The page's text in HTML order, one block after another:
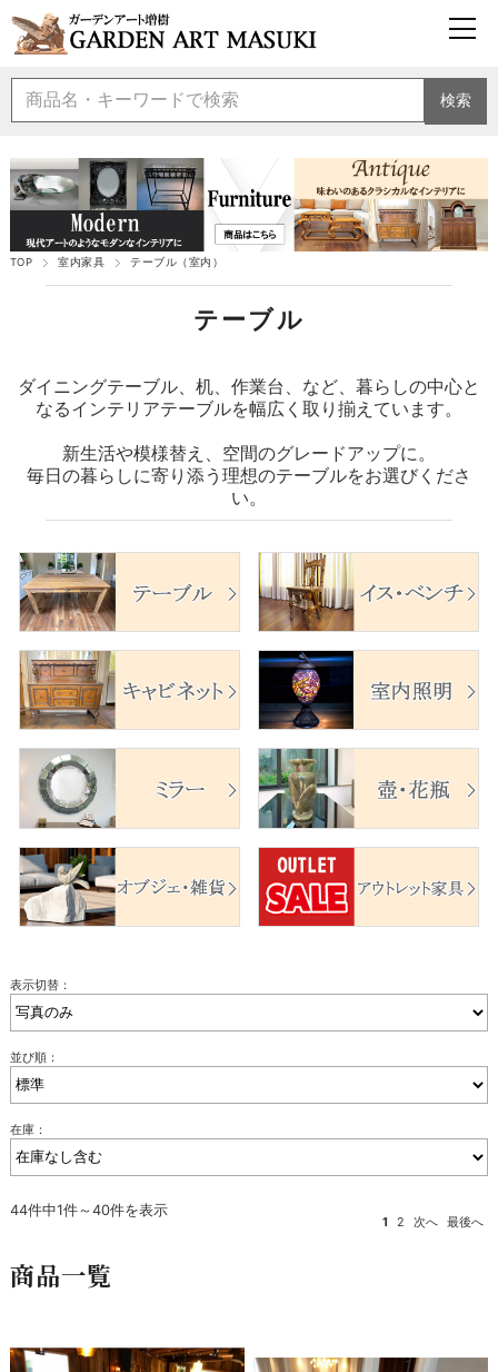
検索
TOP 室内家具 テーブル（室内）
テーブル
ダイニングテーブル、机、作業台、など、暮らしの中心と
なるインテリアテーブルを幅広く取り揃えています。
新生活や模様替え、空間のグレードアップに。
毎日の暮らしに寄り添う理想のテーブルをお選びくださ
い。
表示切替：
並び順：
在庫：
44件中1件～40件を表示
1 2 次へ 最後へ
商品一覧